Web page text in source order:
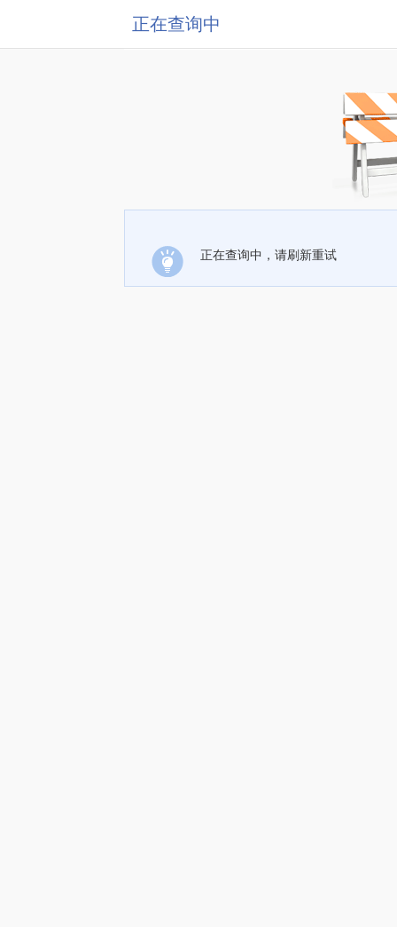
正在查询中
正在查询中，请刷新重试